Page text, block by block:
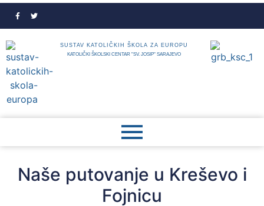
SUSTAV KATOLIČKIH ŠKOLA ZA EUROPU
KATOLIČKI ŠKOLSKI CENTAR "SV. JOSIP" SARAJEVO
Naše putovanje u Kreševo i
Fojnicu